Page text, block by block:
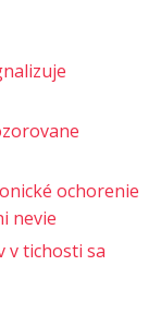
ochorenie
nevie
v tichosti sa